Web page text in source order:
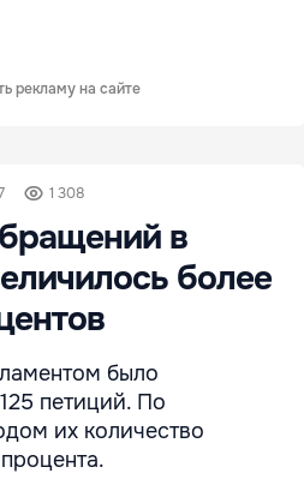
рекламу на сайте
1 308
в
более
было
петиций. По
их количество